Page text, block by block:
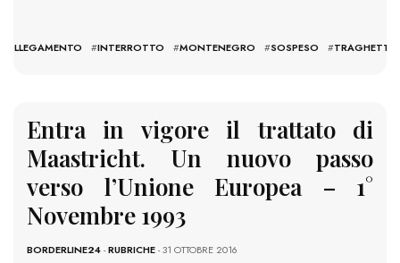
#INTERROTTO #MONTENEGRO #SOSPESO #TRAGHETTO
Entra in vigore il trattato di
Maastricht. Un nuovo passo
verso l’Unione Europea – 1°
Novembre 1993
BORDERLINE24-RUBRICHE- 31 OTTOBRE 2016